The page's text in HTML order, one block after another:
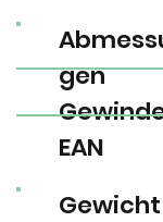
EAN
gen
Gewicht